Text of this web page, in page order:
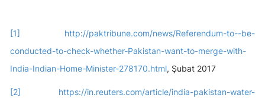
[1]
http://paktribune.com/news/Referendum-to--be-
conducted-to-check-whether-Pakistan-want-to-merge-with-
India-Indian-Home-Minister-278170.html, Şubat 2017
[2]
https://in.reuters.com/article/india-pakistan-water-